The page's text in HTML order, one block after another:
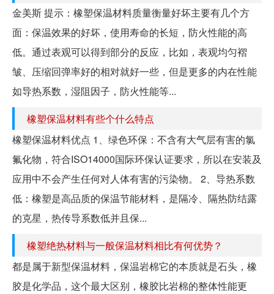
金美斯 提示：橡塑保温材料质量衡量好坏主要有几个方
面：保温效果的好坏，使用寿命的长短，防火性能的高
低。通过表观可以得到部分的反应，比如，表观均匀褶
皱、压缩回弹率好的相对就好一些，但是更多的内在性能
如导热系数，湿阻因子，防火性能等...
橡塑保温材料有些个什么特点
橡塑保温材料优点 1、绿色环保：不含有大气层有害的氯
氟化物，符合ISO14000国际环保认证要求，所以在安装及
应用中不会产生任何对人体有害的污染物。 2、导热系数
低：橡塑是高品质的保温节能材料，是隔冷、隔热防结露
的克星，热传导系数低并且保...
橡塑绝热材料与一般保温材料相比有何优势？
都是属于新型保温材料，保温岩棉它的本质就是石头，橡
胶是化学品，这个最大区别，橡胶比岩棉的整体性能更